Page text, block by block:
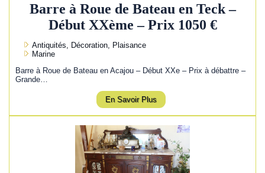
Barre à Roue de Bateau en Teck –
Début XXème – Prix 1050 €
Antiquités, Décoration, Plaisance
Marine
Barre à Roue de Bateau en Acajou – Début XXe – Prix à débattre –
Grande…
En Savoir Plus